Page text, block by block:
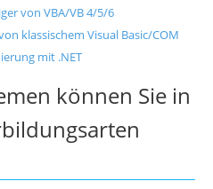
von VBA/VB 4/5/6
klassischem Visual Basic/COM
mit .NET
können Sie in